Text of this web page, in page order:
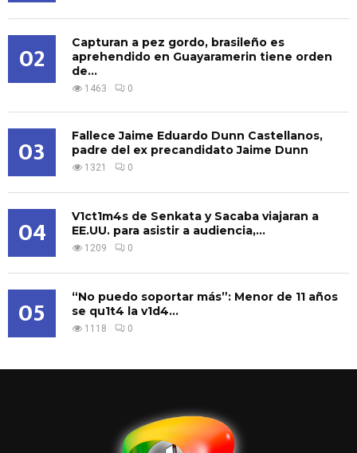
02
Capturan a pez gordo, brasileño es
aprehendido en Guayaramerin tiene orden
de...
1463 0
03
Fallece Jaime Eduardo Dunn Castellanos,
padre del ex precandidato Jaime Dunn
1321 0
04
V1ct1m4s de Senkata y Sacaba viajaran a
EE.UU. para asistir a audiencia,...
1209 0
05
“No puedo soportar más”: Menor de 11 años
se qu1t4 la v1d4...
1118 0